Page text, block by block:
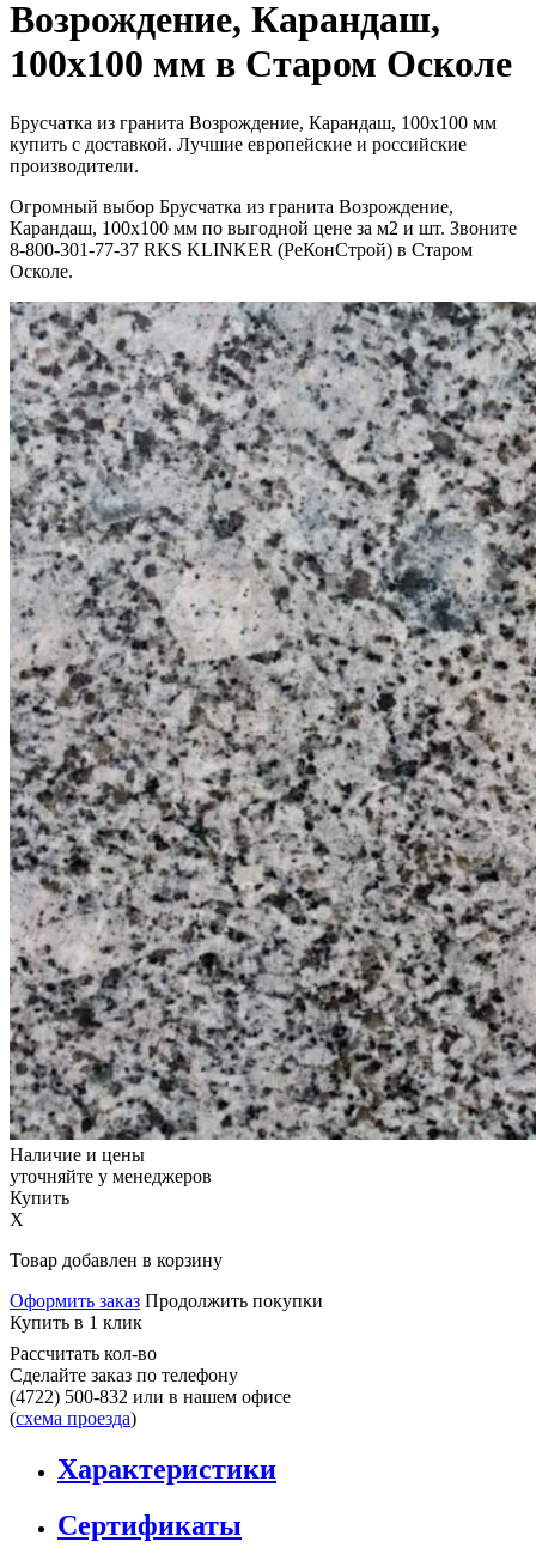
Возрождение, Карандаш,
100x100 мм в Старом Осколе
Брусчатка из гранита Возрождение, Карандаш, 100x100 мм
купить с доставкой. Лучшие европейские и российские
производители.
Огромный выбор Брусчатка из гранита Возрождение,
Карандаш, 100x100 мм по выгодной цене за м2 и шт. Звоните
8-800-301-77-37 RKS KLINKER (РеКонСтрой) в Старом
Осколе.
Наличие и цены
уточняйте у менеджеров
Купить
X
Товар добавлен в корзину
Оформить заказ Продолжить покупки
Купить в 1 клик
Рассчитать кол-во
Сделайте заказ по телефону
(4722) 500-832 или в нашем офисе
(схема проезда)
Характеристики
Сертификаты